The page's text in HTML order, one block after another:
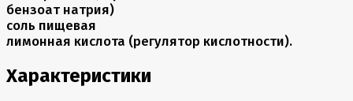
бензоат натрия)
соль пищевая
лимонная кислота (регулятор кислотности).
Характеристики